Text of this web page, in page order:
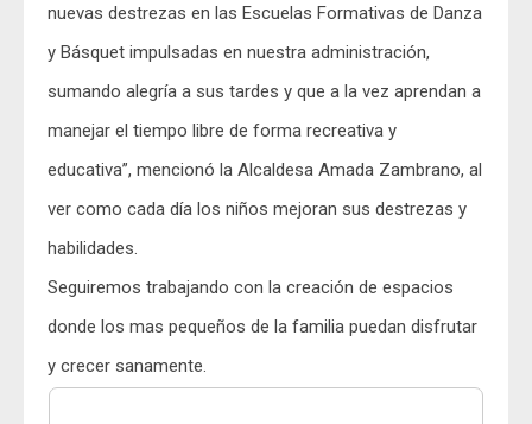
nuevas destrezas en las Escuelas Formativas de Danza
y Básquet impulsadas en nuestra administración,
sumando alegría a sus tardes y que a la vez aprendan a
manejar el tiempo libre de forma recreativa y
educativa”, mencionó la Alcaldesa Amada Zambrano, al
ver como cada día los niños mejoran sus destrezas y
habilidades.
Seguiremos trabajando con la creación de espacios
donde los mas pequeños de la familia puedan disfrutar
y crecer sanamente.